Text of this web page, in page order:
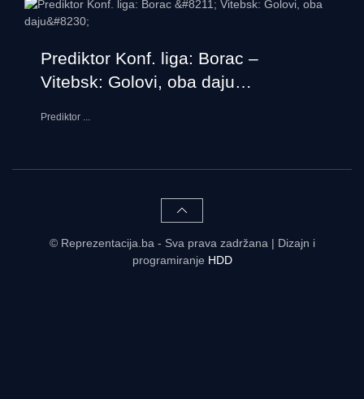
Prediktor Konf. liga: Borac –
Vitebsk: Golovi, oba daju…
Prediktor ...
© Reprezentacija.ba - Sva prava zadržana | Dizajn i
programiranje HDD